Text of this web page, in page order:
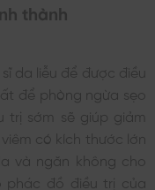
thành
da liễu để được điều
để phòng ngừa sẹo
trị sớm sẽ giúp giảm
có kích thước lớn
và ngăn không cho
phác đồ điều trị của